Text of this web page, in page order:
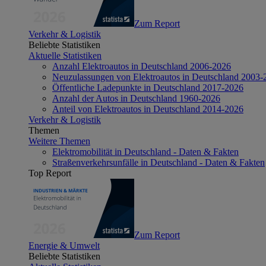
Zum Report
Verkehr & Logistik
Beliebte Statistiken
Aktuelle Statistiken
Anzahl Elektroautos in Deutschland 2006-2026
Neuzulassungen von Elektroautos in Deutschland 2003-
Öffentliche Ladepunkte in Deutschland 2017-2026
Anzahl der Autos in Deutschland 1960-2026
Anteil von Elektroautos in Deutschland 2014-2026
Verkehr & Logistik
Themen
Weitere Themen
Elektromobilität in Deutschland - Daten & Fakten
Straßenverkehrsunfälle in Deutschland - Daten & Fakten
Top Report
Zum Report
Energie & Umwelt
Beliebte Statistiken